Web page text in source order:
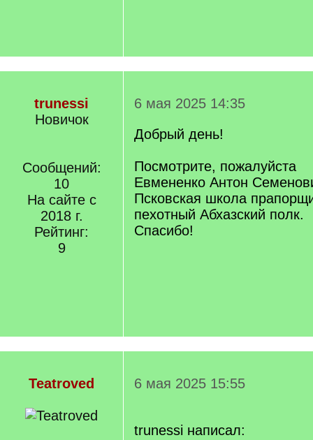
trunessi
Новичок
Сообщений:
10
На сайте с
2018 г.
Рейтинг:
9
6 мая 2025 14:35
Добрый день!
Посмотрите, пожалуйста
Евмененко Антон
Псковская школа
пехотный Абхазский полк.
Спасибо!
Teatroved 6 мая 2025 15:55
trunessi написал: